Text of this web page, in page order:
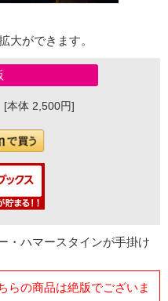
大ができます。
体 2,500円]
・ハマースタインが手掛け
らの商品は絶版でございま